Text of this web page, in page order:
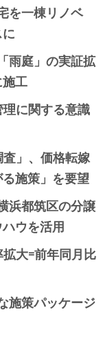
を一棟リノベ
雨庭」の実証拡
工
に関する意識
」、価格転嫁
施策」を要望
浜都筑区の分譲
ウを活用
大=前年同月比
施策パッケージ